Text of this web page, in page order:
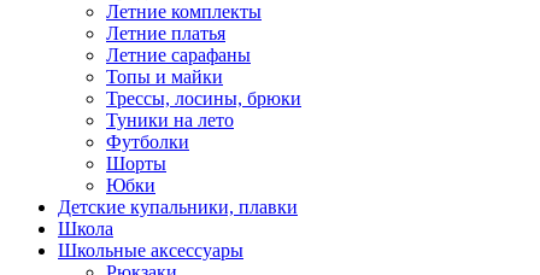
Летние комплекты
Летние платья
Летние сарафаны
Топы и майки
Трессы, лосины, брюки
Туники на лето
Футболки
Шорты
Юбки
Детские купальники, плавки
Школа
Школьные аксессуары